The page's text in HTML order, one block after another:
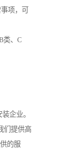
项，可
类、C
企业。
们提供高
的服